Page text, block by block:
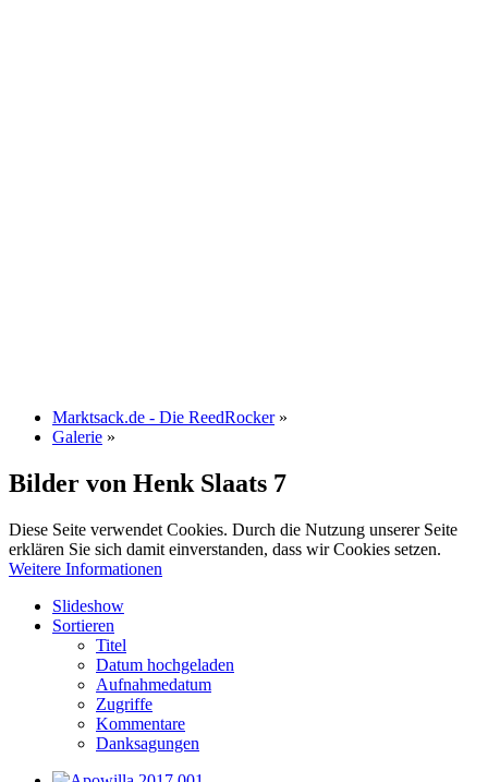
Marktsack.de - Die ReedRocker »
Galerie »
Bilder von Henk Slaats 7
Diese Seite verwendet Cookies. Durch die Nutzung unserer Seite
erklären Sie sich damit einverstanden, dass wir Cookies setzen.
Weitere Informationen
Slideshow
Sortieren
Titel
Datum hochgeladen
Aufnahmedatum
Zugriffe
Kommentare
Danksagungen